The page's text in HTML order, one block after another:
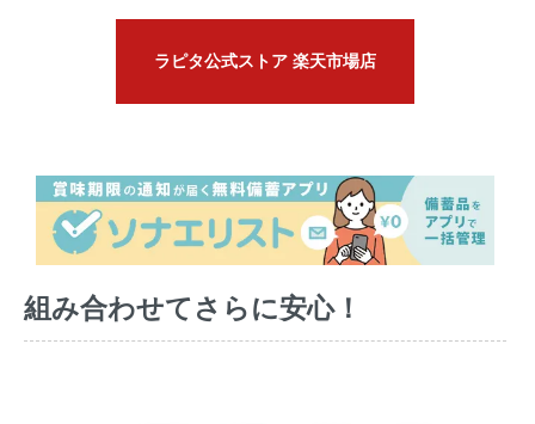
ラピタ公式ストア 楽天市場店
組み合わせてさらに安心！